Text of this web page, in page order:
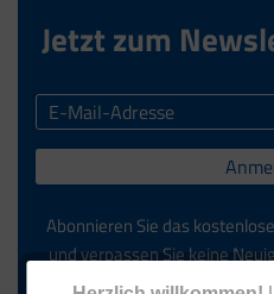
Jetzt zum
Abonnieren Sie das
und verpassen Sie keine
Die Abmeldung ist